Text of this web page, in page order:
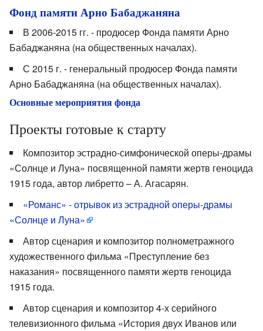
Фонд памяти Арно Бабаджаняна
В 2006-2015 гг. - продюсер Фонда памяти Арно
Бабаджаняна (на общественных началах).
С 2015 г. - генеральный продюсер Фонда памяти
Арно Бабаджаняна (на общественных началах).
Основные мероприятия фонда
Проекты готовые к старту
Композитор эстрадно-симфонической оперы-драмы
«Солнце и Луна» посвященной памяти жертв геноцида
1915 года, автор либретто – А. Агасарян.
«Романс» - отрывок из эстрадной оперы-драмы
«Солнце и Луна»
Автор сценария и композитор полнометражного
художественного фильма «Преступление без
наказания» посвященного памяти жертв геноцида
1915 года.
Автор сценария и композитор 4-х серийного
телевизионного фильма «История двух Иванов или